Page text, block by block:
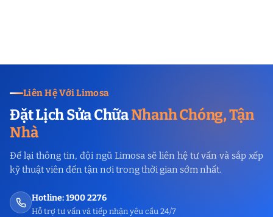
Liên Hệ Với Limosa
Đặt Lịch Sửa ChữaNhanh Chóng, Tận
Nhà
Để lại thông tin, đội ngũ Limosa sẽ liên hệ tư vấn và sắp xếp
kỹ thuật viên đến tận nơi trong thời gian sớm nhất.
Hotline: 1900 2276
Hỗ trợ tư vấn và tiếp nhận yêu cầu 24/7